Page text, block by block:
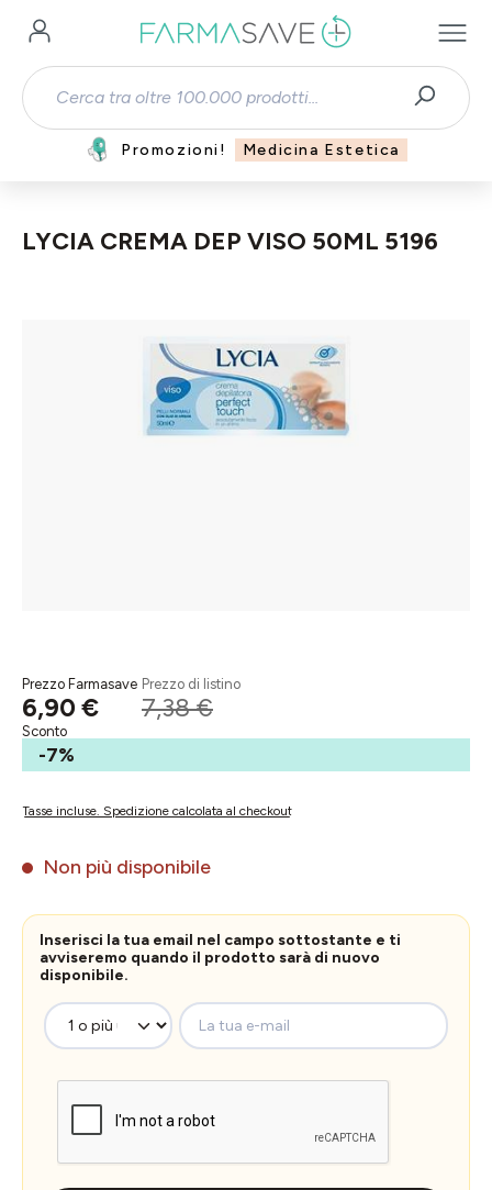
Passa al contenuto principale
Promozioni! Medicina Estetica
LYCIA CREMA DEP VISO 50ML 5196
Prezzo Farmasave
6,90 €
Prezzo di listino
7,38 €
Sconto
-7%
Tasse incluse. Spedizione calcolata al checkout
Non più disponibile
Inserisci la tua email nel campo sottostante e ti
avviseremo quando il prodotto sarà di nuovo
disponibile.
La tua e-mail